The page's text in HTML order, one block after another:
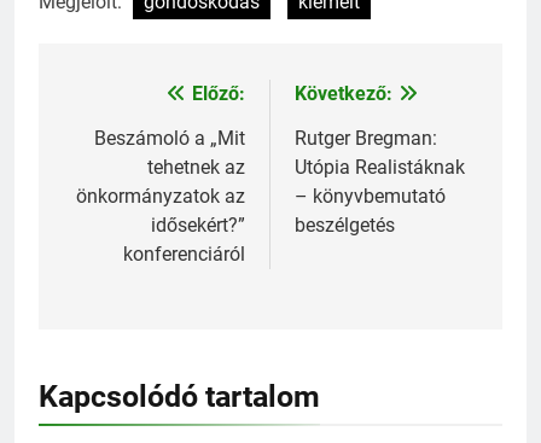
Bejegyzés
navigáció
Előző:
Beszámoló a „Mit
tehetnek az
önkormányzatok az
idősekért?”
konferenciáról
Következő:
Rutger Bregman:
Utópia Realistáknak
– könyvbemutató
beszélgetés
Kapcsolódó tartalom